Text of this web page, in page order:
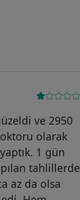
ve 2950
olarak
1 gün
tahlillerde
az da olsa